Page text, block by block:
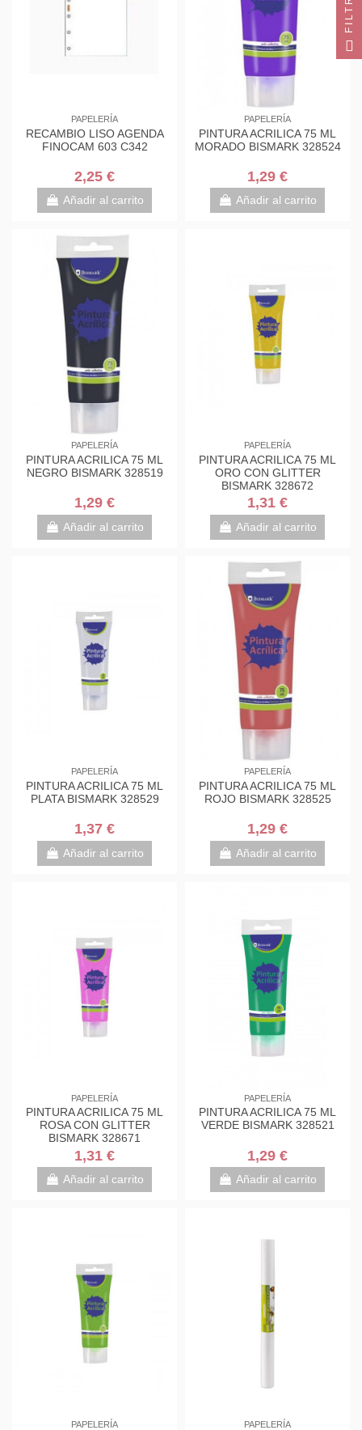
PAPELERÍA
RECAMBIO LISO AGENDA
FINOCAM 603 C342
2,25 €
Añadir al carrito
PAPELERÍA
PINTURA ACRILICA 75 ML
MORADO BISMARK 328524
1,29 €
Añadir al carrito
PAPELERÍA
PINTURA ACRILICA 75 ML
NEGRO BISMARK 328519
1,29 €
Añadir al carrito
PAPELERÍA
PINTURA ACRILICA 75 ML
ORO CON GLITTER
BISMARK 328672
1,31 €
Añadir al carrito
PAPELERÍA
PINTURA ACRILICA 75 ML
PLATA BISMARK 328529
1,37 €
Añadir al carrito
PAPELERÍA
PINTURA ACRILICA 75 ML
ROJO BISMARK 328525
1,29 €
Añadir al carrito
PAPELERÍA
PINTURA ACRILICA 75 ML
ROSA CON GLITTER
BISMARK 328671
1,31 €
Añadir al carrito
PAPELERÍA
PINTURA ACRILICA 75 ML
VERDE BISMARK 328521
1,29 €
Añadir al carrito
PAPELERÍA PAPELERÍA